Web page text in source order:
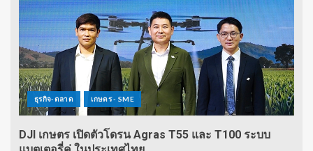
ธุรกิจ-ตลาด เกษตร - SME
DJI เกษตร เปิดตัวโดรน Agras T55 และ T100 ระบบ